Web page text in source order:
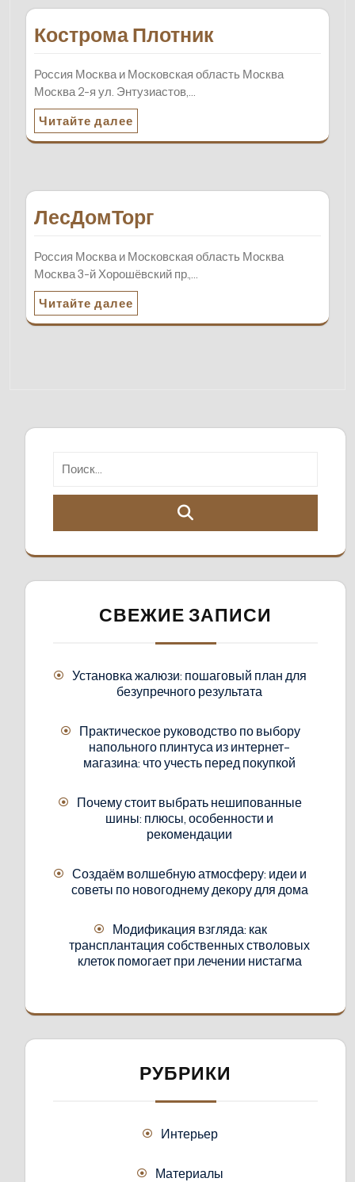
Кострома Плотник
Россия Москва и Московская область Москва
Москва 2-я ул. Энтузиастов,…
Читайте далее
ЛесДомТорг
Россия Москва и Московская область Москва
Москва 3-й Хорошёвский пр.,…
Читайте далее
СВЕЖИЕ ЗАПИСИ
Установка жалюзи: пошаговый план для
безупречного результата
Практическое руководство по выбору
напольного плинтуса из интернет-
магазина: что учесть перед покупкой
Почему стоит выбрать нешипованные
шины: плюсы, особенности и
рекомендации
Создаём волшебную атмосферу: идеи и
советы по новогоднему декору для дома
Модификация взгляда: как
трансплантация собственных стволовых
клеток помогает при лечении нистагма
РУБРИКИ
Интерьер
Материалы